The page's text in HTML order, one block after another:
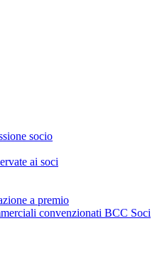
socio
ai soci
a premio
convenzionati BCC Soci